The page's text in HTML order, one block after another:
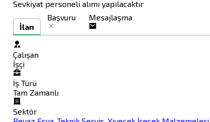
Sevkiyat personeli alımı yapılacaktır
İlan
Başvuru Mesajlaşma
Çalışan
İşçi
İş Türü
Tam Zamanlı
Sektör